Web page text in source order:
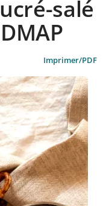
salé
Imprimer/PDF